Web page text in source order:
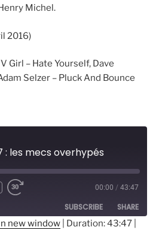
Michel.
2016)
Girl – Hate Yourself, Dave
Selzer – Pluck And Bounce
: les mecs overhypés
00:00 / 43:47
SUBSCRIBE SHARE
new window Duration: 43:47